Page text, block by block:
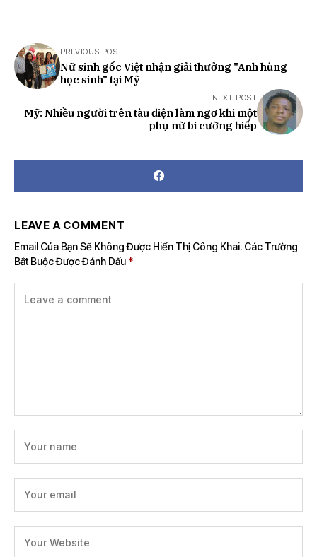
PREVIOUS POST
Nữ sinh gốc Việt nhận giải thưởng "Anh hùng
học sinh" tại Mỹ
NEXT POST
Mỹ: Nhiều người trên tàu điện làm ngơ khi một
phụ nữ bi cưỡng hiếp
LEAVE A COMMENT
Email Của Bạn Sẽ Không Được Hiển Thị Công Khai. Các Trường
Bắt Buộc Được Đánh Dấu *